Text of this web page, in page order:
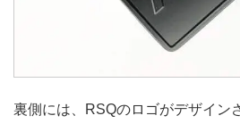
裏側には、RSQのロゴがデザイン